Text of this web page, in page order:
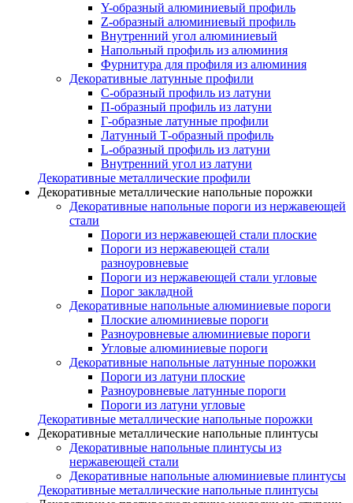
Y-образный алюминиевый профиль
Z-образный алюминиевый профиль
Внутренний угол алюминиевый
Напольный профиль из алюминия
Фурнитура для профиля из алюминия
Декоративные латунные профили
C-образный профиль из латуни
П-образный профиль из латуни
Г-образные латунные профили
Латунный Т-образный профиль
L-образный профиль из латуни
Внутренний угол из латуни
Декоративные металлические профили
Декоративные металлические напольные порожки
Декоративные напольные пороги из нержавеющей
стали
Пороги из нержавеющей стали плоские
Пороги из нержавеющей стали
разноуровневые
Пороги из нержавеющей стали угловые
Порог закладной
Декоративные напольные алюминиевые пороги
Плоские алюминиевые пороги
Разноуровневые алюминиевые пороги
Угловые алюминиевые пороги
Декоративные напольные латунные порожки
Пороги из латуни плоские
Разноуровневые латунные пороги
Пороги из латуни угловые
Декоративные металлические напольные порожки
Декоративные металлические напольные плинтусы
Декоративные напольные плинтусы из
нержавеющей стали
Декоративные напольные алюминиевые плинтусы
Декоративные металлические напольные плинтусы